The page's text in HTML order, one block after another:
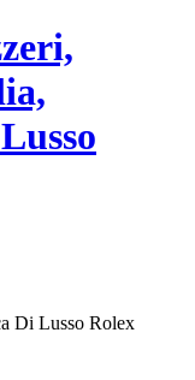
Di Lusso Rolex